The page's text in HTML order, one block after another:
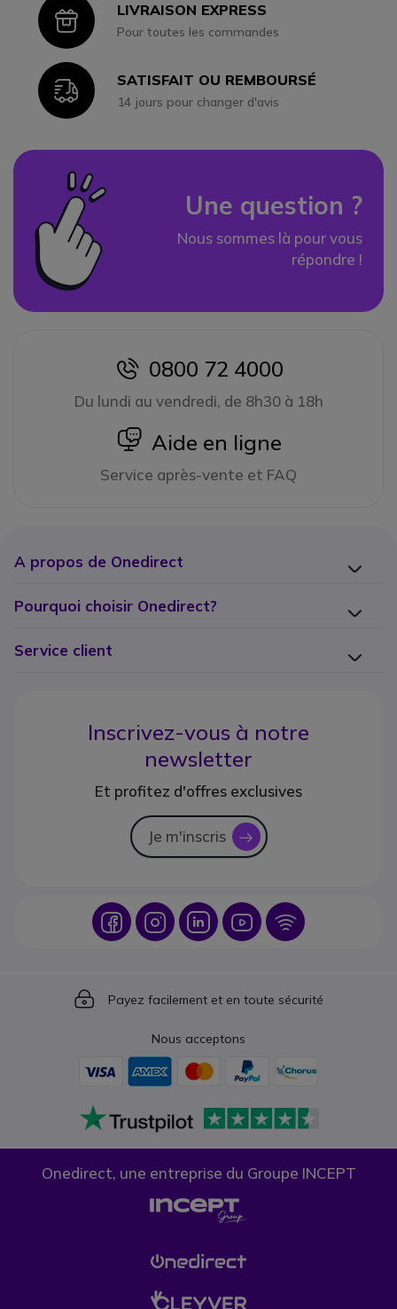
IconLIVRAISON EXPRESS
Pour toutes les commandes
IconSATISFAIT OU REMBOURSÉ
14 jours pour changer d'avis
Une question ?
Nous sommes là pour vous
répondre !
icon
0800 72 4000
Du lundi au vendredi, de 8h30 à 18h
icon
Aide en ligne
Service après-vente et FAQ
A propos de Onedirect
Pourquoi choisir Onedirect?
Service client
Inscrivez-vous à notre
newsletter
Et profitez d'offres exclusives
Je m'inscris icon
Icon IconIcon Icon Icon
Icon
Payez facilement et en toute sécurité
Nous acceptons
Onedirect, une entreprise du Groupe INCEPT